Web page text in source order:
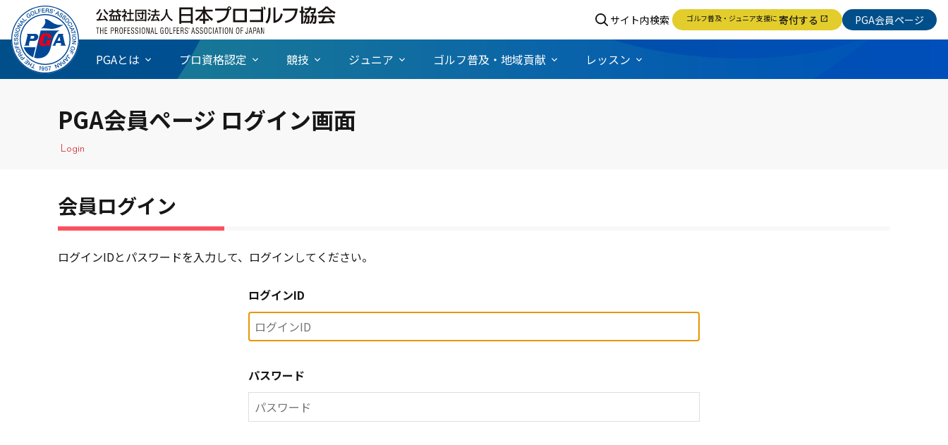
サイト内検索 ゴルフ普及・ジュニア支援に 寄付する open_in_new PGA会員ページ
PGAとは プロ資格認定 競技 ジュニア ゴルフ普及・地域貢献 レッスン
PGA会員ページ ログイン画面
Login
会員ログイン
ログインIDとパスワードを入力して、ログインしてください。
ログインID
パスワード